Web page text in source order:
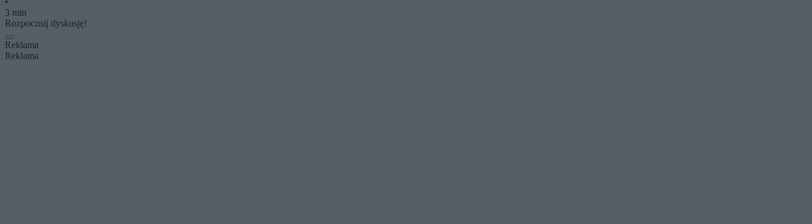
3 min
Rozpocznij dyskusję!
Reklama
Reklama